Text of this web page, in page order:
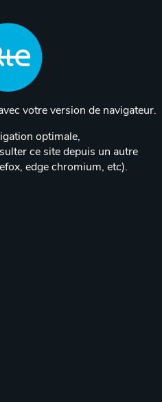
votre version de navigateur.
optimale,
ce site depuis un autre
edge chromium, etc).